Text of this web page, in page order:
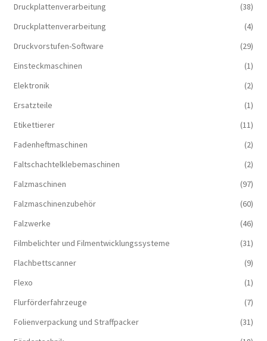
Druckplattenverarbeitung
(38)
Druckplattenverarbeitung
(4)
Druckvorstufen-Software
(29)
Einsteckmaschinen
(1)
Elektronik
(2)
Ersatzteile
(1)
Etikettierer
(11)
Fadenheftmaschinen
(2)
Faltschachtelklebemaschinen
(2)
Falzmaschinen
(97)
Falzmaschinenzubehör
(60)
Falzwerke
(46)
Filmbelichter und Filmentwicklungssysteme
(31)
Flachbettscanner
(9)
Flexo
(1)
Flurförderfahrzeuge
(7)
Folienverpackung und Straffpacker
(31)